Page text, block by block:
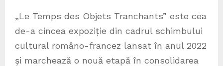
„Le Temps des Objets Tranchants” este cea
de-a cincea expoziție din cadrul schimbului
cultural româno-francez lansat în anul 2022
și marchează o nouă etapă în consolidarea